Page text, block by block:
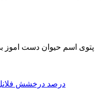
100 درصد درخشش